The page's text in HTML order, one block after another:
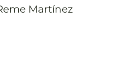
Martínez